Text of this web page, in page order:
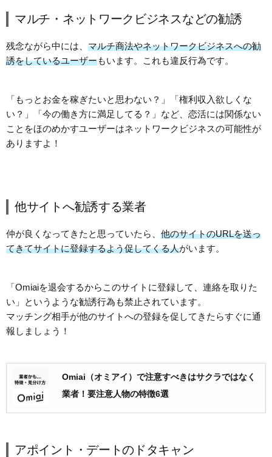
マルチ・ネットワークビジネスなどの勧誘
残念ながら中には、 マルチ商法やネットワークビジネスへの勧
誘をしているユーザーもいます。これも違反行為です。
「もっとお金を稼ぎたいと思わない？」「権利収入欲しくな
い？」「今の働き方に満足してる？」など、恋活には関係ない
ことをほのめかすユーザーはネットワークビジネスの可能性が
ありますよ！
他サイトへ勧誘する業者
仲が良くなってきたと思っていたら、 他のサイトのURLを送っ
てきてサイトに登録するよう促してくる人がいます。
「Omiaiを退会するからこのサイトに登録して、連絡を取りた
い」というような勧誘行為も禁止されています。
マッチング相手が他のサイトへの登録を促してきたらすぐに通
報しましょう！
Omiai（オミアイ）で注意すべきはサクラではなく
業者！要注意人物の特徴6選
アポイント・デートのドタキャン